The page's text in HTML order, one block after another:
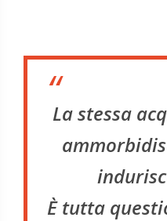
“La stessa
È tutta